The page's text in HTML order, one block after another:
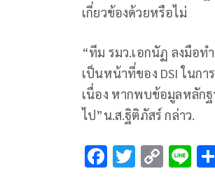
เกี่ยวข้องด้วยหรือไม่
“ทีม รมว.เอกนัฏ ลงมือ
เป็นหน้าที่ของ DSI ในก
เนื่อง หากพบข้อมูลหลัก
ไป”น.ส.ฐิติภัสร์ กล่าว.
F T C Li